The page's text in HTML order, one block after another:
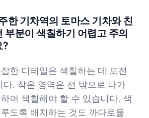
한 기차역의 토마스 기차와 친
부분이 색칠하기 어렵고 주의
?
한 디테일은 색칠하는 데 도전
다. 작은 영역은 선 밖으로 나가
여 색칠해야 할 수 있습니다. 색
도록 배치하는 것도 까다로울